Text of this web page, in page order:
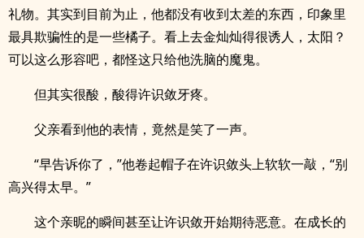
礼物。其实到目前为止，他都没有收到太差的东西，印象里
最具欺骗性的是一些橘子。看上去金灿灿得很诱人，太阳？
可以这么形容吧，都怪这只给他洗脑的魔鬼。
但其实很酸，酸得许识敛牙疼。
父亲看到他的表情，竟然是笑了一声。
“早告诉你了，”他卷起帽子在许识敛头上软软一敲，“别
高兴得太早。”
这个亲昵的瞬间甚至让许识敛开始期待恶意。在成长的